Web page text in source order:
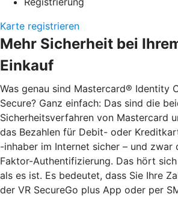
Karte registrieren
Mehr Sicherheit bei
Einkauf
Was genau sind Mastercard® Identity
Secure? Ganz einfach: Das sind die
Sicherheitsverfahren von Mastercard
das Bezahlen für Debit- oder
-inhaber im Internet sicher – und zwar
Faktor-Authentifizierung. Das hört
als es ist. Es bedeutet, dass Sie Ihre
der VR SecureGo plus App oder per